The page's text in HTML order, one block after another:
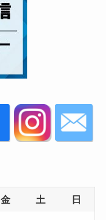
金 土 日